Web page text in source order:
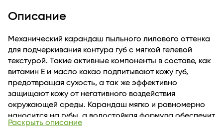
Описание
Механический карандаш пыльного лилового оттенка
для подчеркивания контура губ с мягкой гелевой
текстурой. Такие активные компоненты в составе, как
витамин Е и масло какао подпитывают кожу губ,
предотвращая сухость, а так же эффективно
защищают кожу от негативного воздействия
окружающей среды. Карандаш мягко и равномерно
наносится на губы, а водостойкая формула обеспечит
яркий и долговременный макияж без скатывания и
Раскрыть описание